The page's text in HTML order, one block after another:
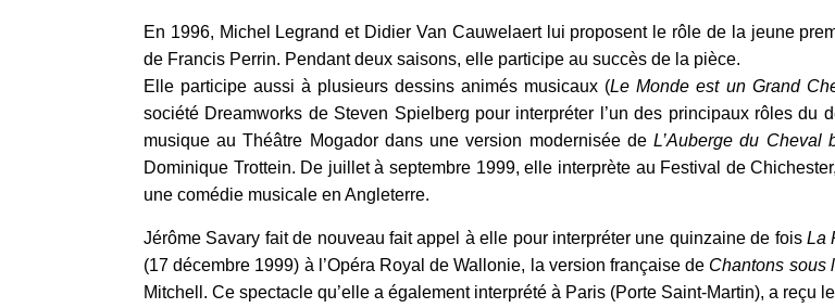
En 1996, Michel Legrand et Didier Van Cauwelaert lui proposent le rôle de la jeune
de Francis Perrin. Pendant deux saisons, elle participe au succès de la pièce.
Elle participe aussi à plusieurs dessins animés musicaux (Le Monde est un Grand
société Dreamworks de Steven Spielberg pour interpréter l’un des principaux rôles du
musique au Théâtre Mogador dans une version modernisée deL’Auberge du Cheval
Dominique Trottein. De juillet à septembre 1999, elle interprète au Festival de
une comédie musicale en Angleterre.
Jérôme Savary fait de nouveau fait appel à elle pour interpréter une quinzaine de fois La
(17 décembre 1999) à l’Opéra Royal de Wallonie, la version française de Chantons sous
Mitchell. Ce spectacle qu’elle a également interprété à Paris (Porte Saint-Martin), a reçu